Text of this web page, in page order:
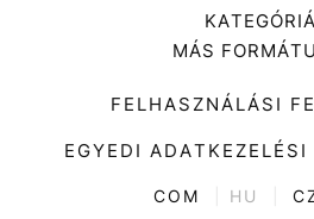
Zene
Divat
Kultúra
ENTR
MÁS
FELHASZNÁLÁSI
EGYEDI
COM HU